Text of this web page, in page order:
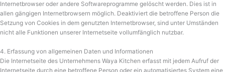
Internetbrowser oder andere Softwareprogramme gelöscht werden. Dies ist in
allen gängigen Internetbrowsern möglich. Deaktiviert die betroffene Person die
Setzung von Cookies in dem genutzten Internetbrowser, sind unter Umständen
nicht alle Funktionen unserer Internetseite vollumfänglich nutzbar.
4. Erfassung von allgemeinen Daten und Informationen
Die Internetseite des Unternehmens Waya Kitchen erfasst mit jedem Aufruf der